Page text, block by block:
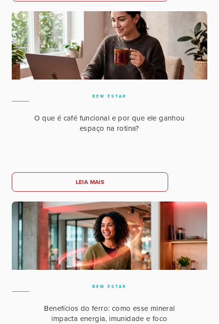
BEM ESTAR
O que é café funcional e por que ele ganhou
espaço na rotina?
LEIA MAIS
BEM ESTAR
Benefícios do ferro: como esse mineral
impacta energia, imunidade e foco